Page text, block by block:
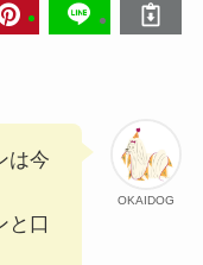
OKAIDOG
は今
と口